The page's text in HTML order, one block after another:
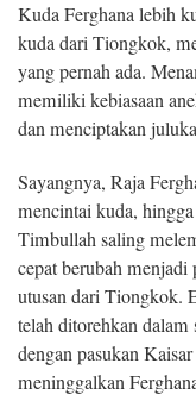
Kuda Ferghana lebih
kuda dari Tiongkok,
yang pernah ada.
memiliki kebiasaan
dan menciptakan
Sayangnya, Raja
mencintai kuda,
Timbullah saling
cepat berubah menjadi
utusan dari Tiongkok.
telah ditorehkan dalam
dengan pasukan
meninggalkan